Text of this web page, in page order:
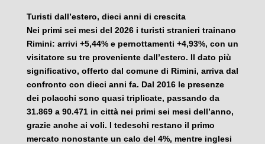
Turisti dall’estero, dieci anni di crescita
Nei primi sei mesi del 2026 i turisti stranieri trainano
Rimini: arrivi +5,44% e pernottamenti +4,93%, con un
visitatore su tre proveniente dall’estero. Il dato più
significativo, offerto dal comune di Rimini, arriva dal
confronto con dieci anni fa. Dal 2016 le presenze
dei polacchi sono quasi triplicate, passando da
31.869 a 90.471 in città nei primi sei mesi dell’anno,
grazie anche ai voli. I tedeschi restano il primo
mercato nonostante un calo del 4%, mentre inglesi